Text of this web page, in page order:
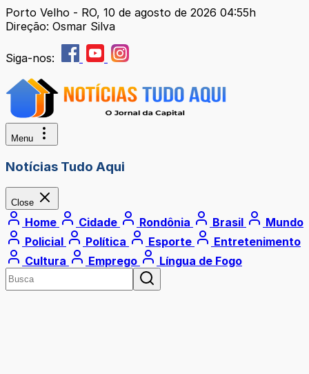
Porto Velho - RO, 10 de agosto de 2026 04:55h
Direção: Osmar Silva
Siga-nos:
Menu
Notícias Tudo Aqui
Close
Home Cidade Rondônia Brasil
Mundo
Policial
Política Esporte
Entretenimento
Cultura
Emprego Língua de Fogo